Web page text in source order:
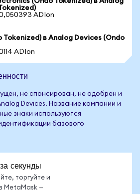
ADIon
Tokenized) в Analog Devices (Ondo
ADIon
не спонсирован, не одобрен и
Devices. Название компании и
знаки используются
базового
секунды
торгуйте и
MetaMask —